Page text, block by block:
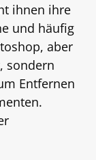
ihnen ihre
und häufig
aber
sondern
Entfernen